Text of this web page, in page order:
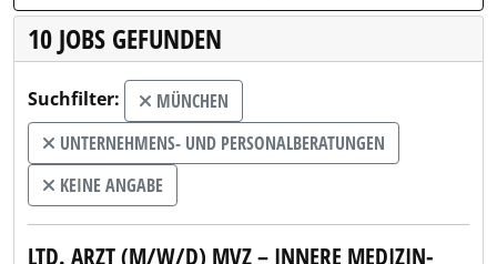
10 JOBS GEFUNDEN
Suchfilter:
MÜNCHEN
UNTERNEHMENS- UND PERSONALBERATUNGEN
KEINE ANGABE
LTD. ARZT (M/W/D) MVZ – INNERE MEDIZIN-